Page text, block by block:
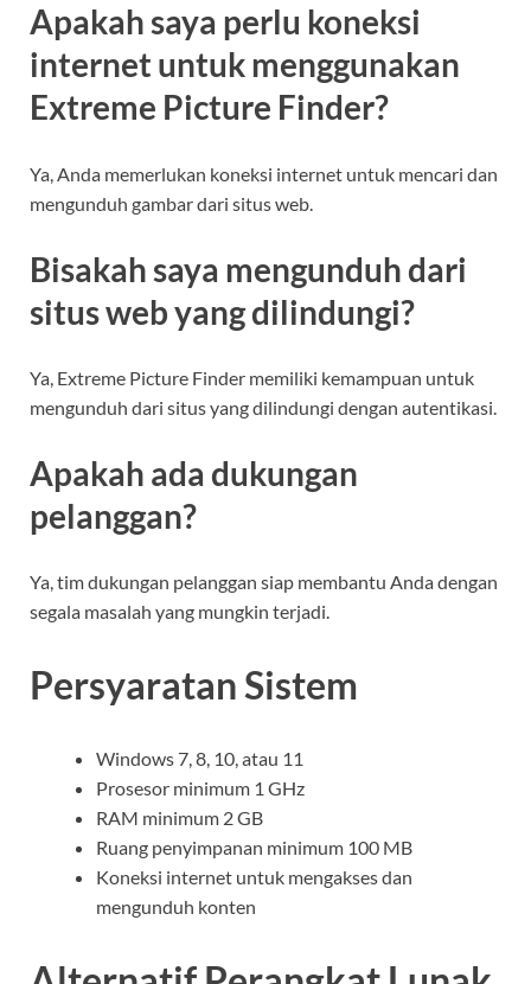
Apakah saya perlu koneksi
internet untuk menggunakan
Extreme Picture Finder?
Ya, Anda memerlukan koneksi internet untuk mencari dan
mengunduh gambar dari situs web.
Bisakah saya mengunduh dari
situs web yang dilindungi?
Ya, Extreme Picture Finder memiliki kemampuan untuk
mengunduh dari situs yang dilindungi dengan autentikasi.
Apakah ada dukungan
pelanggan?
Ya, tim dukungan pelanggan siap membantu Anda dengan
segala masalah yang mungkin terjadi.
Persyaratan Sistem
Windows 7, 8, 10, atau 11
Prosesor minimum 1 GHz
RAM minimum 2 GB
Ruang penyimpanan minimum 100 MB
Koneksi internet untuk mengakses dan
mengunduh konten